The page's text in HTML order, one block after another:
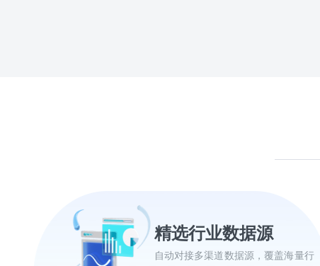
精选行业数据源
自动对接多渠道数据源，覆盖海量行